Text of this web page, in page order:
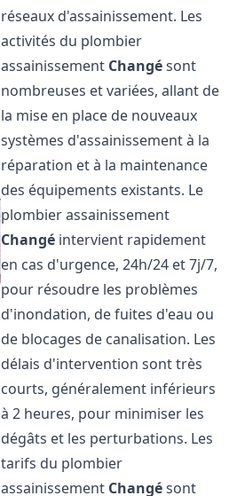
réseaux d'assainissement. Les
activités du plombier
assainissement Changésont
nombreuses et variées, allant de
la mise en place de nouveaux
systèmes d'assainissement à la
réparation et à la maintenance
des équipements existants. Le
plombier assainissement
Changé intervient rapidement
en cas d'urgence, 24h/24 et 7j/7,
pour résoudre les problèmes
d'inondation, de fuites d'eau ou
de blocages de canalisation. Les
délais d'intervention sont très
courts, généralement inférieurs
à 2 heures, pour minimiser les
dégâts et les perturbations. Les
tarifs du plombier
assainissement Changésont